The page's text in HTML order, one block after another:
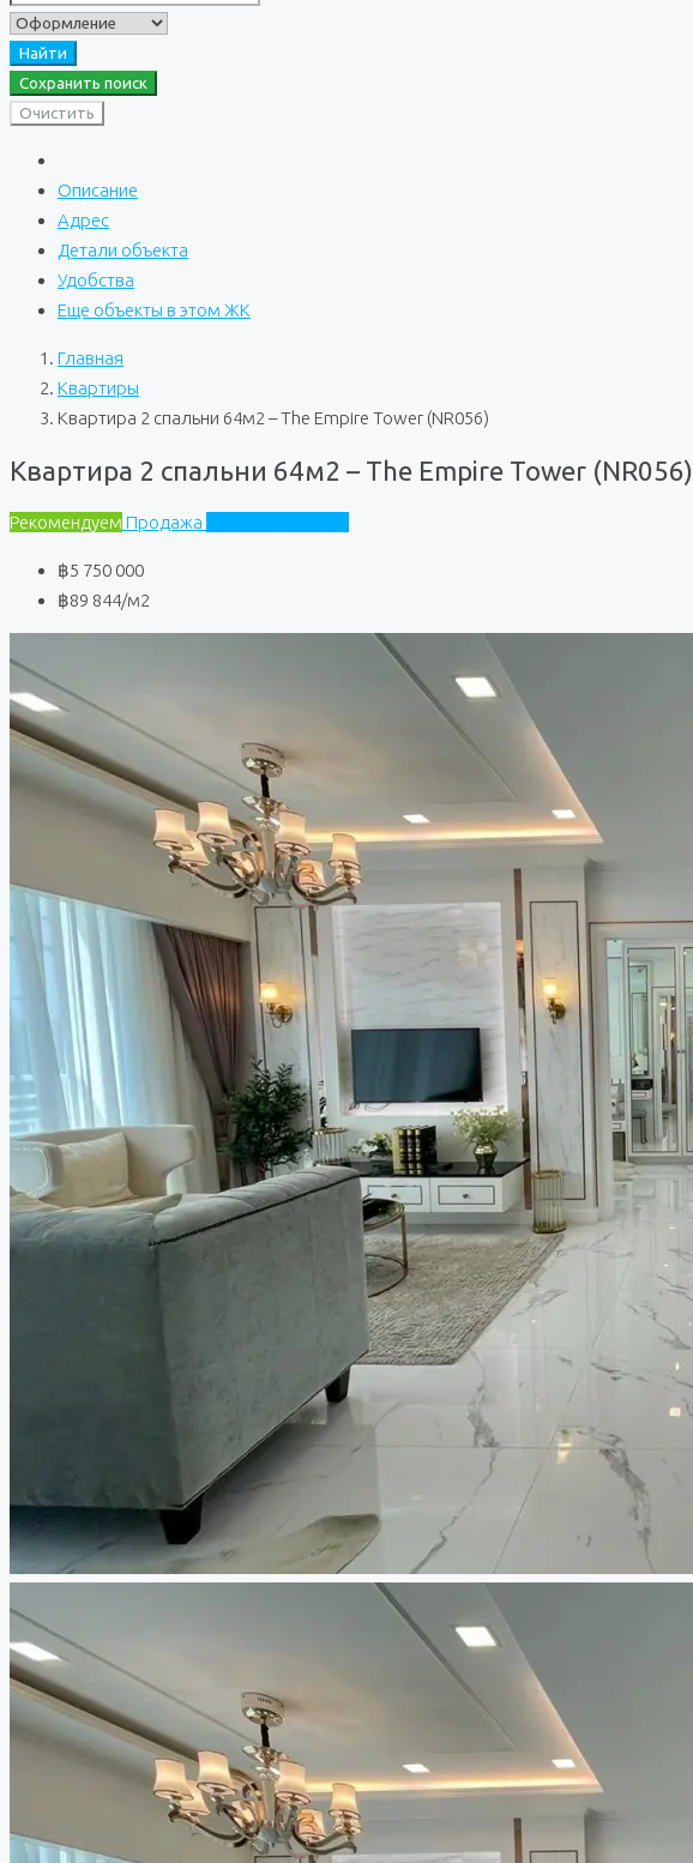
Найти
Сохранить поиск
Очистить
Описание
Адрес
Детали объекта
Удобства
Еще объекты в этом ЖК
Главная
Квартиры
Квартира 2 спальни 64м2 – The Empire Tower (NR056)
Квартира 2 спальни 64м2 – The Empire Tower (NR056)
Рекомендуем Продажа
฿5 750 000
฿89 844/м2